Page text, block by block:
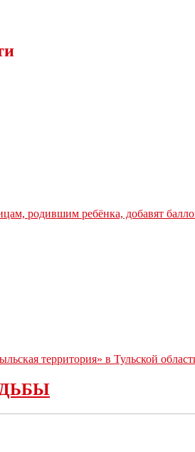
родившим ребёнка, добавят
территория» в Тульской